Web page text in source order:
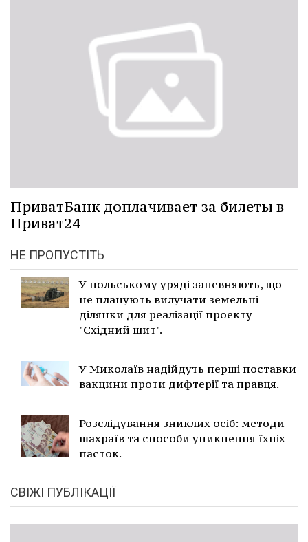
ПриватБанк доплачивает за билеты в
Приват24
НЕ ПРОПУСТІТЬ
У польському уряді запевняють, що
не планують вилучати земельні
ділянки для реалізації проекту
"Східний щит".
У Миколаїв надійдуть перші поставки
вакцини проти дифтерії та правця.
Розслідування зниклих осіб: методи
шахраїв та способи уникнення їхніх
пасток.
СВІЖІ ПУБЛІКАЦІЇ